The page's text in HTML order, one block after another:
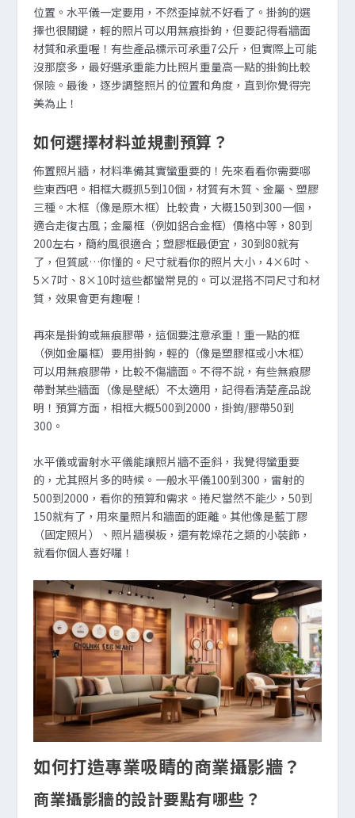
位置。水平儀一定要用，不然歪掉就不好看了。掛鉤的選
擇也很關鍵，輕的照片可以用無痕掛鉤，但要記得看牆面
材質和承重喔！有些產品標示可承重7公斤，但實際上可能
沒那麼多，最好選承重能力比照片重量高一點的掛鉤比較
保險。最後，逐步調整照片的位置和角度，直到你覺得完
美為止！
如何選擇材料並規劃預算？
佈置照片牆，材料準備其實蠻重要的！先來看看你需要哪
些東西吧。相框大概抓5到10個，材質有木質、金屬、塑膠
三種。木框（像是原木框）比較貴，大概150到300一個，
適合走復古風；金屬框（例如鋁合金框）價格中等，80到
200左右，簡約風很適合；塑膠框最便宜，30到80就有
了，但質感…你懂的。尺寸就看你的照片大小，4×6吋、
5×7吋、8×10吋這些都蠻常見的。可以混搭不同尺寸和材
質，效果會更有趣喔！
再來是掛鉤或無痕膠帶，這個要注意承重！重一點的框
（例如金屬框）要用掛鉤，輕的（像是塑膠框或小木框）
可以用無痕膠帶，比較不傷牆面。不得不說，有些無痕膠
帶對某些牆面（像是壁紙）不太適用，記得看清楚產品說
明！預算方面，相框大概500到2000，掛鉤/膠帶50到
300。
水平儀或雷射水平儀能讓照片牆不歪斜，我覺得蠻重要
的，尤其照片多的時候。一般水平儀100到300，雷射的
500到2000，看你的預算和需求。捲尺當然不能少，50到
150就有了，用來量照片和牆面的距離。其他像是藍丁膠
（固定照片）、照片牆模板，還有乾燥花之類的小裝飾，
就看你個人喜好囉！
如何打造專業吸睛的商業攝影牆？
商業攝影牆的設計要點有哪些？